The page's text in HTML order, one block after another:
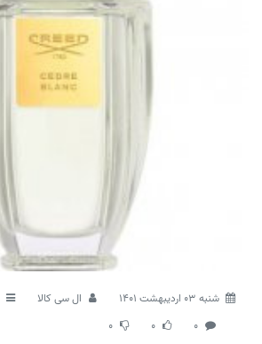
شنبه 03 اردیبهشت 1401 ال سی کالا
0
0
0